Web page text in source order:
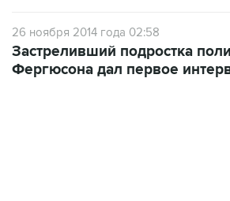
26 ноября 2014 года 02:58
Застреливший подростка
Фергюсона дал первое